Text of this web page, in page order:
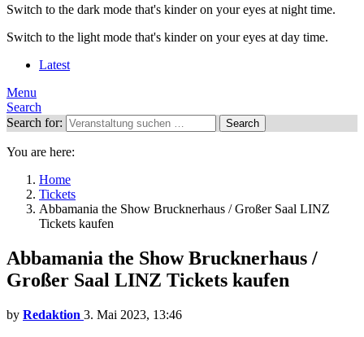
Switch to the dark mode that's kinder on your eyes at night time.
Switch to the light mode that's kinder on your eyes at day time.
Latest
Menu
Search
Search for:
Search
You are here:
Home
Tickets
Abbamania the Show Brucknerhaus / Großer Saal LINZ
Tickets kaufen
Abbamania the Show Brucknerhaus /
Großer Saal LINZ Tickets kaufen
by Redaktion 3. Mai 2023, 13:46